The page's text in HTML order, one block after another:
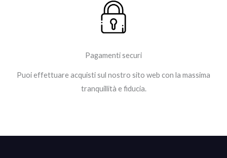
Pagamenti securi
Puoi effettuare acquisti sul nostro sito web con la massima
tranquillità e fiducia.